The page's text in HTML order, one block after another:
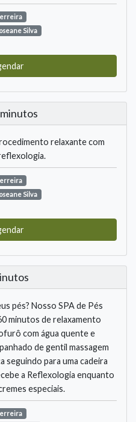
Silva
minutos
relaxante com
Silva
pés? Nosso SPA de Pés
minutos de relaxamento
com água quente e
de gentil massagem
seguindo para uma cadeira
a Reflexologia enquanto
especiais.